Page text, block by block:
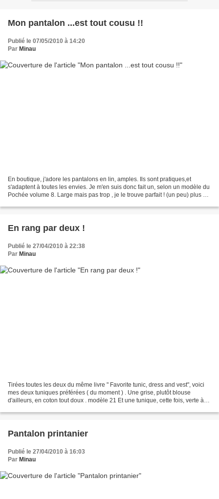
Mon pantalon ...est tout cousu !!
Publié le 07/05/2010 à 14:20
Par Minau
En boutique, j'adore les pantalons en lin, amples. Ils sont pratiques,et
s'adaptent à toutes les envies. Je m'en suis donc fait un, selon un modèle du
Pochée volume 8. Large mais pas trop , je le trouve parfait ! (un peu) plus de
En rang par deux !
Publié le 27/04/2010 à 22:38
Par Minau
Tirées toutes les deux du même livre " Favorite tunic, dress and vest", voici
mes deux tuniques préférées ( du moment ) . Une grise, plutôt blouse
d'ailleurs, en coton tout doux . modèle 21 Et une tunique, cette fois, verte à
Pantalon printanier
Publié le 27/04/2010 à 16:03
Par Minau